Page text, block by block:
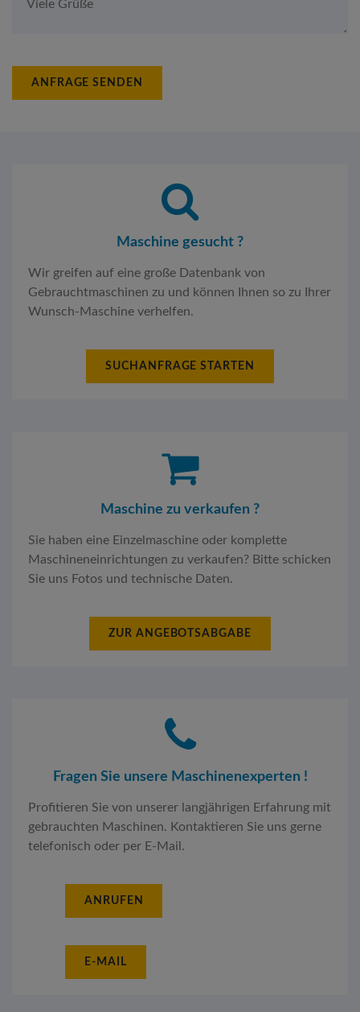
ANFRAGE SENDEN
Maschine gesucht ?
Wir greifen auf eine große Datenbank von
Gebrauchtmaschinen zu und können Ihnen so zu Ihrer
Wunsch-Maschine verhelfen.
SUCHANFRAGE STARTEN
Maschine zu verkaufen ?
Sie haben eine Einzelmaschine oder komplette
Maschineneinrichtungen zu verkaufen? Bitte schicken
Sie uns Fotos und technische Daten.
ZUR ANGEBOTSABGABE
Fragen Sie unsere Maschinenexperten !
Profitieren Sie von unserer langjährigen Erfahrung mit
gebrauchten Maschinen. Kontaktieren Sie uns gerne
telefonisch oder per E-Mail.
ANRUFEN
E-MAIL